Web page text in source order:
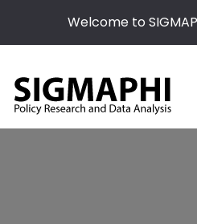
Welcome to